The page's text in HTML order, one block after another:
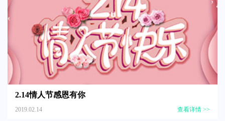
2.14情人节感恩有你
2019.02.14 查看详情 >>